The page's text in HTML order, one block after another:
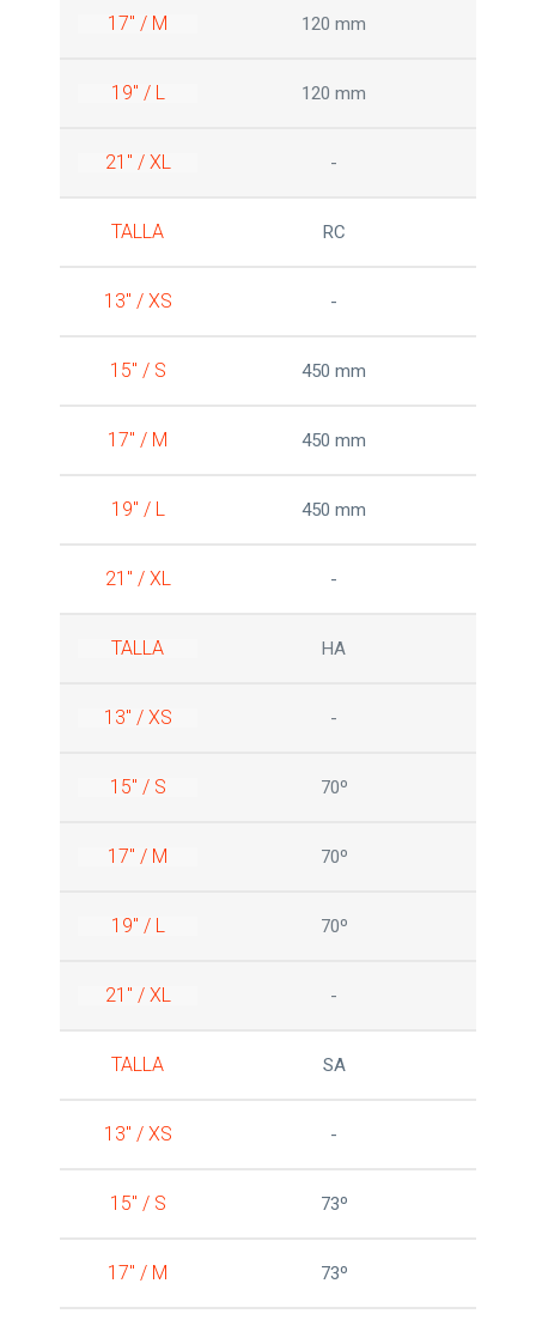
17" / M 120 mm
19" / L 120 mm
21" / XL -
TALLA RC
13" / XS -
15" / S 450 mm
17" / M 450 mm
19" / L 450 mm
21" / XL -
TALLA HA
13" / XS -
15" / S 70º
17" / M 70º
19" / L 70º
21" / XL -
TALLA SA
13" / XS -
15" / S 73º
17" / M 73º